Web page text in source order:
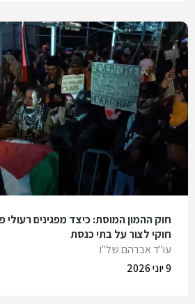
חוק ההמון המוסת: כיצד מפגינים רעולי
חוקי לצור על בתי כנסת
עו"ד אברהם של"ו
9 יוני 2026